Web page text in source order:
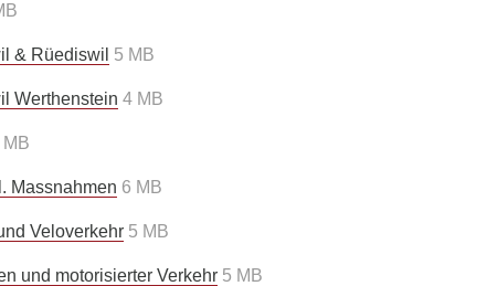
AUF SOCIAL MEDIA
& Rüediswil 5 MB
Werthenstein 4 MB
MB
Massnahmen 6 MB
Veloverkehr 5 MB
und motorisierter Verkehr 5 MB